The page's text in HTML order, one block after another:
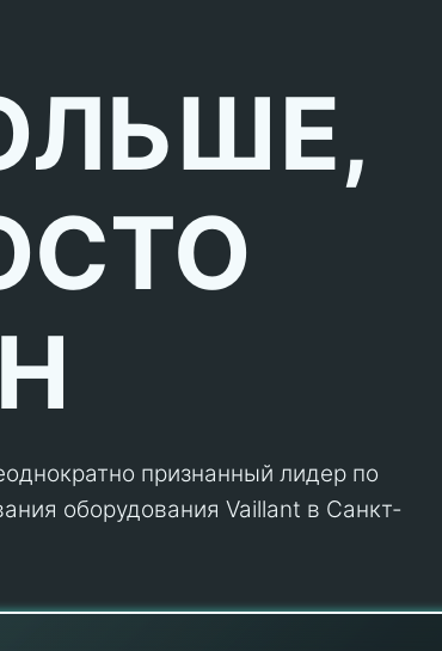
признанный лидер по
оборудования Vaillant в Санкт-